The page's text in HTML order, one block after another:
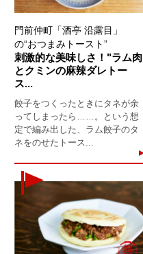
門前仲町「酒亭 沿露目」
の“おつまみトースト”
刺激的な美味しさ！"ラム肉
とクミンの麻辣ダレトー
ス...
餃子をつくったときにタネが余
ってしまったら……。という想
定で編み出した、ラム餃子のタ
ネをのせたトース...